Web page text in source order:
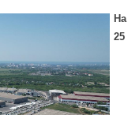
На
25